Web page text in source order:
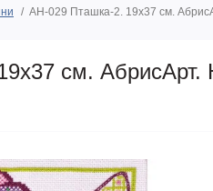
AH-029 Пташка-2. 19х37 см.
см.